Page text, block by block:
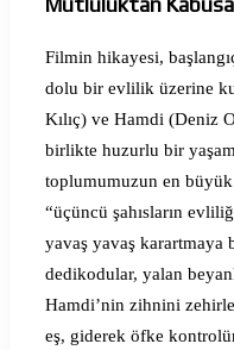
Mutluluktan Kabusa
Filmin hikayesi,
dolu bir evlilik üzerine
Kılıç) ve Hamdi (Deniz
birlikte huzurlu bir
toplumumuzun en büyük
“üçüncü şahısların
yavaş yavaş karartmaya
dedikodular, yalan
Hamdi’nin zihnini
eş, giderek öfke